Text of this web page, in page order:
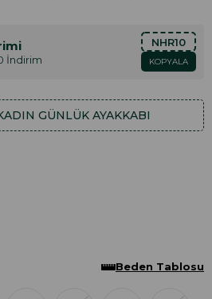
İndirim
NHR10
KOPYALA
GÜNLÜK AYAKKABI
Beden Tablosu